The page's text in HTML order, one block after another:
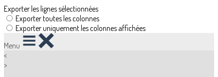
Exporter les lignes sélectionnées
Exporter toutes les colonnes
Exporter uniquement les colonnes affichées
Menu
<
>